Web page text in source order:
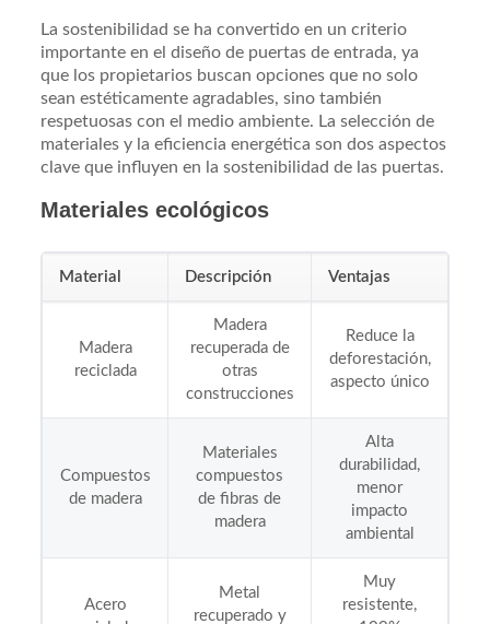
La sostenibilidad se ha convertido en un criterio
importante en el diseño de puertas de entrada, ya
que los propietarios buscan opciones que no solo
sean estéticamente agradables, sino también
respetuosas con el medio ambiente. La selección de
materiales y la eficiencia energética son dos aspectos
clave que influyen en la sostenibilidad de las puertas.
Materiales ecológicos
Material Descripción Ventajas
Madera
reciclada
Madera
recuperada de
otras
construcciones
Reduce la
deforestación,
aspecto único
Compuestos
de madera
Materiales
compuestos
de fibras de
madera
Alta
durabilidad,
menor
impacto
ambiental
Acero
Metal
recuperado y
Muy
resistente,